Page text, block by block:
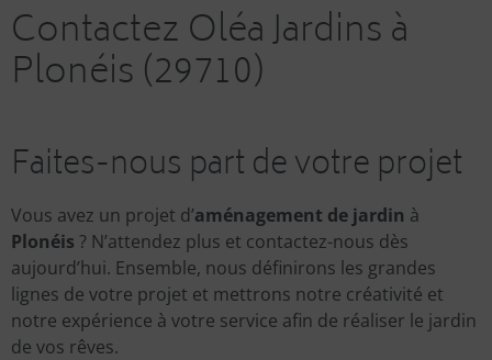
Contactez Oléa Jardins à
Plonéis (29710)
Faites-nous part de votre projet
Vous avez un projet d’aménagement de jardin à
Plonéis ? N’attendez plus et contactez-nous dès
aujourd’hui. Ensemble, nous définirons les grandes
lignes de votre projet et mettrons notre créativité et
notre expérience à votre service afin de réaliser le jardin
de vos rêves.